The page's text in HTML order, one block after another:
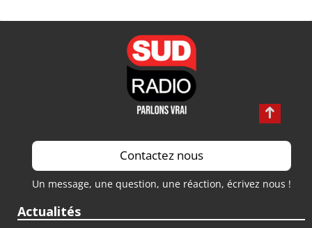
Contactez nous
Un message, une question, une réaction, écrivez nous !
Actualités